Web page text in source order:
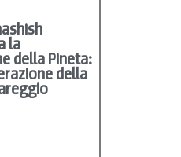
la
della Pineta:
della